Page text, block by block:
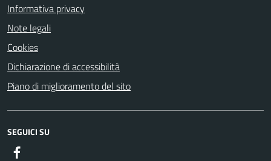
Informativa privacy
Note legali
Cookies
Dichiarazione di accessibilità
Piano di miglioramento del sito
SEGUICI SU